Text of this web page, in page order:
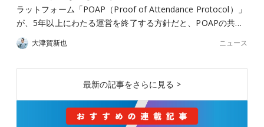
ラットフォーム「POAP（Proof of Attendance Protocol）」
が、5年以上にわたる運営を終了する方針だと、POAPの共…
大津賀新也 ニュース
最新の記事をさらに見る >